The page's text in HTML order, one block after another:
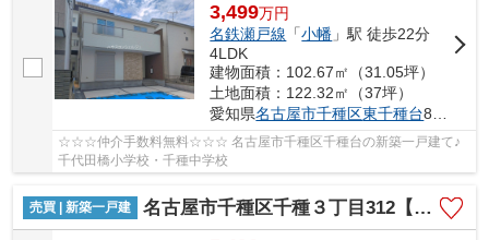
3,499万円
名鉄瀬戸線 「小幡 」駅 徒歩22分
4LDK
建物面積：102.67㎡（31.05坪）
土地面積：122.32㎡（37坪）
愛知県名古屋市千種区東千種台813
☆☆☆仲介手数料無料☆☆☆ 名古屋市千種区千種台の新築一戸建て♪
千代田橋小学校・千種中学校
売買 | 新築一戸建 名古屋市千種区千種３丁目312【仲介手数料無料】新築一戸建て 2号棟